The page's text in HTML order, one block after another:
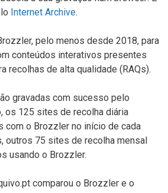
Internet Archive.
pelo menos desde 2018, para
conteúdos interativos presentes
recolhas de alta qualidade (RAQs).
gravadas com sucesso pelo
os 125 sites de recolha diária
com o Brozzler no início de cada
outros 75 sites de recolha mensal
usando o Brozzler.
comparou o Brozzler e o